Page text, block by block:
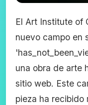
El Art Institute of
nuevo campo en
una obra de arte
sitio web. Este
pieza ha